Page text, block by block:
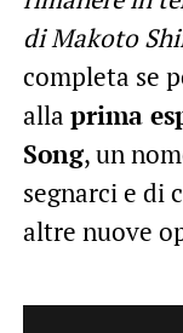
di Makoto
completa se
alla prima
Song, un
segnarci e di
altre nuove